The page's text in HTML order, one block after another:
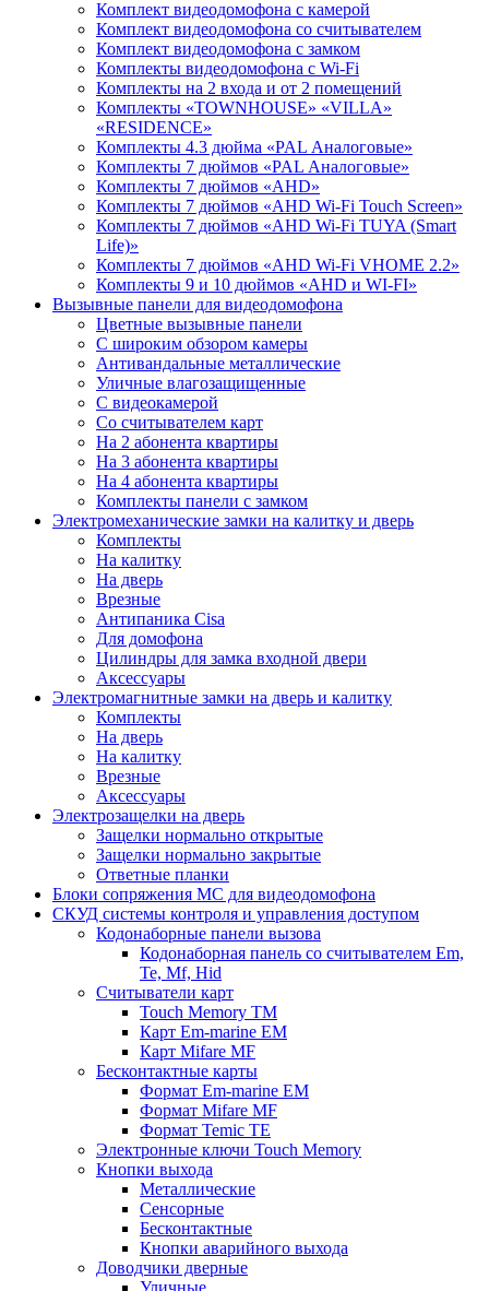
Комплект видеодомофона с камерой
Комплект видеодомофона со считывателем
Комплект видеодомофона c замком
Комплекты видеодомофона с Wi-Fi
Комплекты на 2 входа и от 2 помещений
Комплекты «TOWNHOUSE» «VILLA»
«RESIDENCE»
Комплекты 4.3 дюйма «PAL Аналоговые»
Комплекты 7 дюймов «PAL Аналоговые»
Комплекты 7 дюймов «AHD»
Комплекты 7 дюймов «AHD Wi-Fi Touch Screen»
Комплекты 7 дюймов «AHD Wi-Fi TUYA (Smart
Life)»
Комплекты 7 дюймов «AHD Wi-Fi VHOME 2.2»
Комплекты 9 и 10 дюймов «AHD и WI-FI»
Вызывные панели для видеодомофона
Цветные вызывные панели
С широким обзором камеры
Антивандальные металлические
Уличные влагозащищенные
С видеокамерой
Со считывателем карт
На 2 абонента квартиры
На 3 абонента квартиры
На 4 абонента квартиры
Комплекты панели с замком
Электромеханические замки на калитку и дверь
Комплекты
На калитку
На дверь
Врезные
Антипаника Cisa
Для домофона
Цилиндры для замка входной двери
Аксессуары
Электромагнитные замки на дверь и калитку
Комплекты
На дверь
На калитку
Врезные
Аксессуары
Электрозащелки на дверь
Защелки нормально открытые
Защелки нормально закрытые
Ответные планки
Блоки сопряжения МС для видеодомофона
СКУД системы контроля и управления доступом
Кодонаборные панели вызова
Кодонаборная панель со считывателем Em,
Te, Mf, Hid
Считыватели карт
Touch Memory TM
Карт Em-marine EM
Карт Mifare MF
Бесконтактные карты
Формат Em-marine EM
Формат Mifare MF
Формат Temic TE
Электронные ключи Touch Memory
Кнопки выхода
Металлические
Сенсорные
Бесконтактные
Кнопки аварийного выхода
Доводчики дверные
Уличные